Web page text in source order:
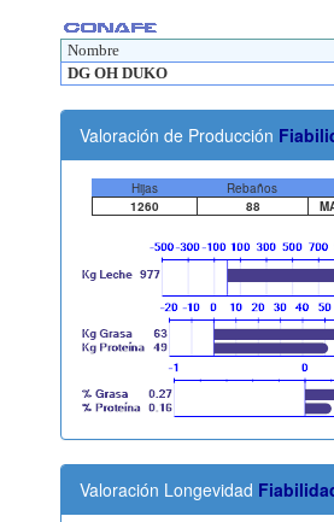
Nombre
DG OH DUKO
Valoración de Producción
Hijas Rebaños
1260
88
Valoración Longevidad